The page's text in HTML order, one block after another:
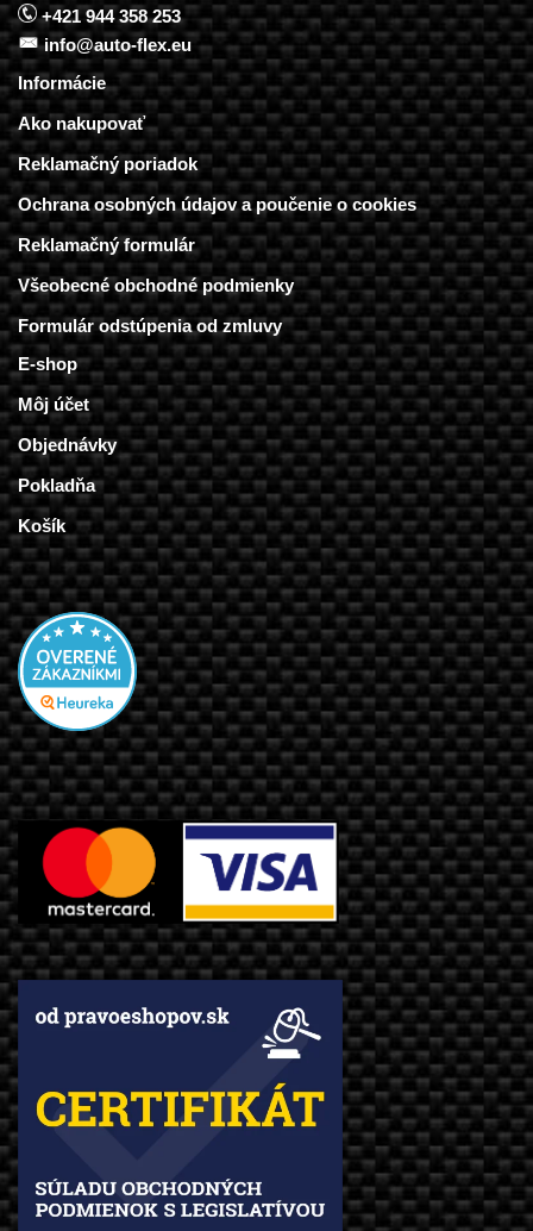
+421 944 358 253
info@auto-flex.eu
Informácie
Ako nakupovať
Reklamačný poriadok
Ochrana osobných údajov a poučenie o cookies
Reklamačný formulár
Všeobecné obchodné podmienky
Formulár odstúpenia od zmluvy
E-shop
Môj účet
Objednávky
Pokladňa
Košík